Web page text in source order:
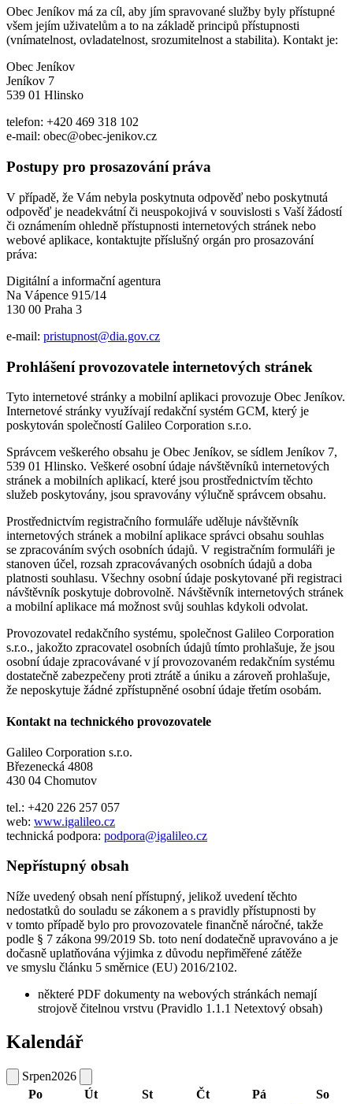
Obec Jeníkov má za cíl, aby jím spravované služby byly přístupné
všem jejím uživatelům a to na základě principů přístupnosti
(vnímatelnost, ovladatelnost, srozumitelnost a stabilita). Kontakt je:
Obec Jeníkov
Jeníkov 7
539 01 Hlinsko
telefon: +420 469 318 102
e-mail: obec@obec-jenikov.cz
Postupy pro prosazování práva
V případě, že Vám nebyla poskytnuta odpověď nebo poskytnutá
odpověď je neadekvátní či neuspokojivá v souvislosti s Vaší žádostí
či oznámením ohledně přístupnosti internetových stránek nebo
webové aplikace, kontaktujte příslušný orgán pro prosazování
práva:
Digitální a informační agentura
Na Vápence 915/14
130 00 Praha 3
e-mail: pristupnost@dia.gov.cz
Prohlášení provozovatele internetových stránek
Tyto internetové stránky a mobilní aplikaci provozuje Obec Jeníkov.
Internetové stránky využívají redakční systém GCM, který je
poskytován společností Galileo Corporation s.r.o.
Správcem veškerého obsahu je Obec Jeníkov, se sídlem Jeníkov 7,
539 01 Hlinsko. Veškeré osobní údaje návštěvníků internetových
stránek a mobilních aplikací, které jsou prostřednictvím těchto
služeb poskytovány, jsou spravovány výlučně správcem obsahu.
Prostřednictvím registračního formuláře uděluje návštěvník
internetových stránek a mobilní aplikace správci obsahu souhlas
se zpracováním svých osobních údajů. V registračním formuláři je
stanoven účel, rozsah zpracovávaných osobních údajů a doba
platnosti souhlasu. Všechny osobní údaje poskytované při registraci
návštěvník poskytuje dobrovolně. Návštěvník internetových stránek
a mobilní aplikace má možnost svůj souhlas kdykoli odvolat.
Provozovatel redakčního systému, společnost Galileo Corporation
s.r.o., jakožto zpracovatel osobních údajů tímto prohlašuje, že jsou
osobní údaje zpracovávané v jí provozovaném redakčním systému
dostatečně zabezpečeny proti ztrátě a úniku a zároveň prohlašuje,
že neposkytuje žádné zpřístupněné osobní údaje třetím osobám.
Kontakt na technického provozovatele
Galileo Corporation s.r.o.
Březenecká 4808
430 04 Chomutov
tel.: +420 226 257 057
web: www.igalileo.cz
technická podpora: podpora@igalileo.cz
Nepřístupný obsah
Níže uvedený obsah není přístupný, jelikož uvedení těchto
nedostatků do souladu se zákonem a s pravidly přístupnosti by
v tomto případě bylo pro provozovatele finančně náročné, takže
podle § 7 zákona 99/2019 Sb. toto není dodatečně upravováno a je
dočasně uplatňována výjimka z důvodu nepřiměřené zátěže
ve smyslu článku 5 směrnice (EU) 2016/2102.
některé PDF dokumenty na webových stránkách nemají
strojově čitelnou vrstvu (Pravidlo 1.1.1 Netextový obsah)
Kalendář
Srpen2026
Po
Út St Čt Pá So